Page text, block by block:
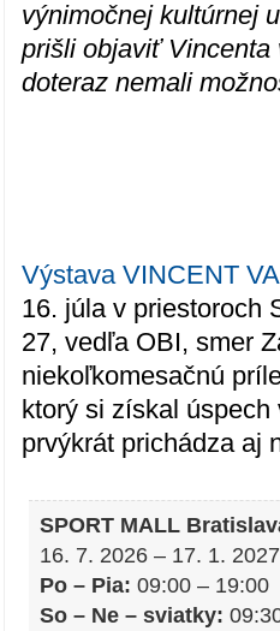
výnimočnej kultúrnej
prišli objaviť Vincenta
doteraz nemali
Výstava VINCENT
16. júla v priestoroch
27, vedľa OBI, smer
niekoľkomesačnú
ktorý si získal
prvýkrát prichádza aj
SPORT MALL
16. 7. 2026 – 17. 1.
Po – Pia: 09:00 – 19:00
So – Ne – sviatky: